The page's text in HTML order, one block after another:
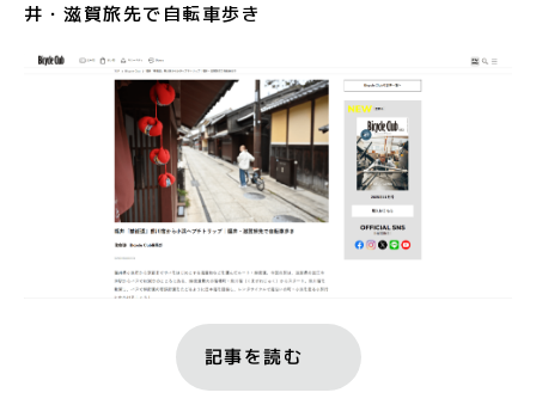
井・滋賀旅先で自転車歩き
記事を読む